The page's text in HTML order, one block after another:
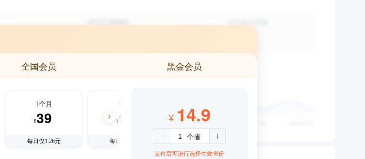
全国会员 黑金会员
1个月
¥39
每日仅1.26元
3个月
¥99
每日仅1.08元
¥ 14.9
支付后可进行选择生效省份